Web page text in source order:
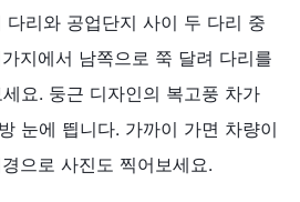
다리와 공업단지 사이 두 다리 중
지에서 남쪽으로 쭉 달려 다리를
요. 둥근 디자인의 복고풍 차가
눈에 띕니다. 가까이 가면 차량이
으로 사진도 찍어보세요.